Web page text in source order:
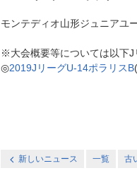
モンテディオ山形ジュニアユ
※大会概要等については以下
◎2019JリーグU-14ポラリスB
新しいニュース 一覧 古